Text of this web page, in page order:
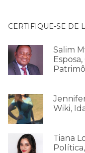
CERTIFIQUE-SE DE
Salim
Wiki,
Tiana